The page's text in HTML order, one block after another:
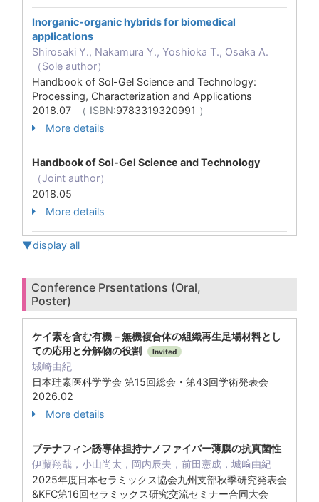
Inorganic-organic hybrids for biomedical
applications
Shirosaki Y., Nakamura Y., Yoshioka T., Osaka A.
（Sole author）
Handbook of Sol-Gel Science and Technology:
Processing, Characterization and Applications
2018.07
（ ISBN:9783319320991 ）
More details
Handbook of Sol-Gel Science and Technology
（Joint author）
2018.05
More details
▼display all
Conference Prsentations (Oral,
Poster)
ケイ素を含む有機－無機複合体の組織再生足場材料とし
ての応用と分解物の役割
Invited
城崎由紀
日本珪素医科学学会 第15回総会・第43回学術発表会
2026.02
More details
ブテナフィン誘導体担持ナノファイバー薄膜の抗真菌性
伊藤翔哉，小山尚太，岡内辰夫，前田憲成，城﨑由紀
2025年度日本セラミックス協会九州支部秋季研究発表会
&KFC第16回セラミックス研究交流セミナー合同大会